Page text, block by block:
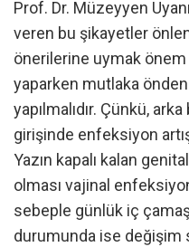
Prof. Dr. Müzeyyen
veren bu şikayetler
önerilerine uymak önem
yaparken mutlaka
yapılmalıdır. Çünkü,
girişinde enfeksiyon
Yazın kapalı kalan
olması vajinal
sebeple günlük iç
durumunda ise değişim